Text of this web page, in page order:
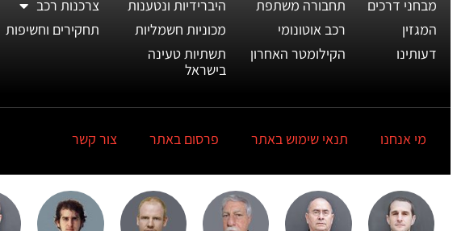
מבחני דרכים
המגזין
דעותינו
תחבורה משתפת
רכב אוטונומי
הקילומטר האחרון
היברידיות ונטענות
מכוניות חשמליות
תשתיות טעינה
בישראל
צרכנות רכב
תחקירים וחשיפות
מי אנחנו תנאי שימוש באתר פרסום באתר צור קשר